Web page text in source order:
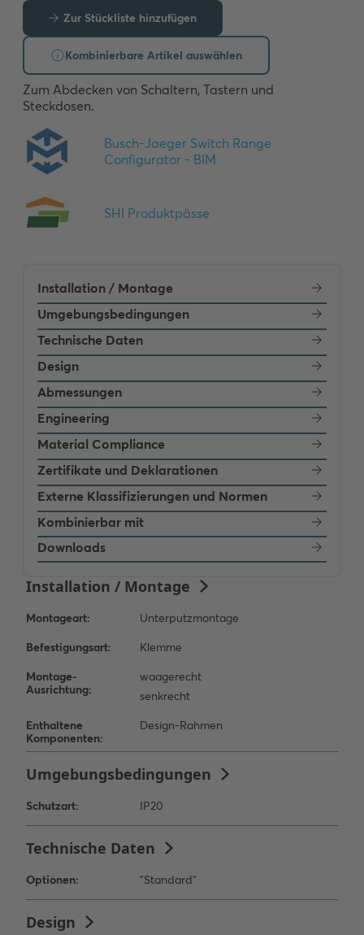
Zur Stückliste hinzufügen
Kombinierbare Artikel auswählen
Zum Abdecken von Schaltern, Tastern und
Steckdosen.
Installation / Montage
Umgebungsbedingungen
Technische Daten
Design
Abmessungen
Engineering
Material Compliance
Zertifikate und Deklarationen
Externe Klassifizierungen und Normen
Kombinierbar mit
Downloads